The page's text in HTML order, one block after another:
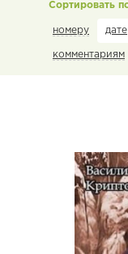
номеру дате
комментариям